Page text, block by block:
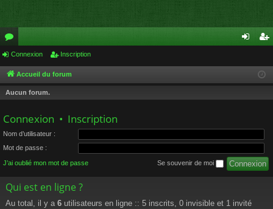
or
u
m
cri
Connexion Inscription
Accueil du forum
Aucun forum.
Connexion • Inscription
Nom d’utilisateur :
Mot de passe :
J’ai oublié mon mot de passe Se souvenir de moi
Qui est en ligne ?
Au total, il y a 6 utilisateurs en ligne :: 5 inscrits, 0 invisible et 1 invité